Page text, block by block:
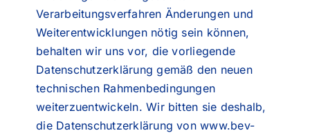
Verarbeitungsverfahren Änderungen und
Weiterentwicklungen nötig sein können,
behalten wir uns vor, die vorliegende
Datenschutzerklärung gemäß den neuen
technischen Rahmenbedingungen
weiterzuentwickeln. Wir bitten sie deshalb,
die Datenschutzerklärung von www.bev-